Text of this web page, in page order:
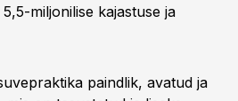
miljonilise kajastuse ja
paindlik, avatud ja